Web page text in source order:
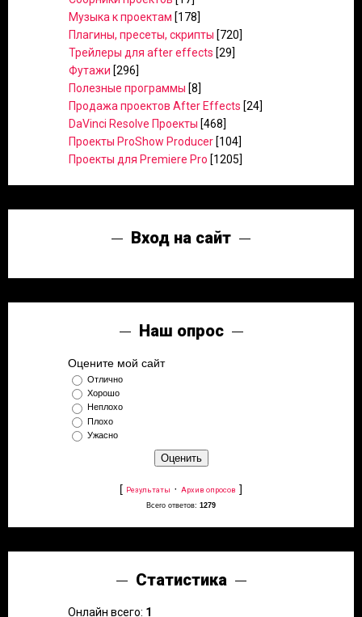
Музыка к проектам [178]
Плагины, пресеты, скрипты [720]
Трейлеры для after effects [29]
Футажи [296]
Полезные программы [8]
Продажа проектов After Effects [24]
DaVinci Resolve Проекты [468]
Проекты ProShow Producer [104]
Проекты для Premiere Pro [1205]
Вход на сайт
Наш опрос
Оцените мой сайт
Отлично
Хорошо
Неплохо
Плохо
Ужасно
[ Результаты · Архив опросов ]
Всего ответов: 1279
Статистика
Онлайн всего: 1